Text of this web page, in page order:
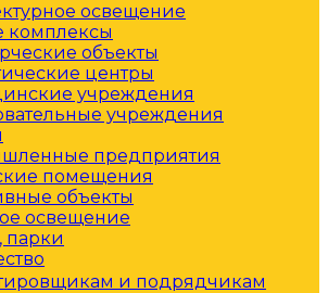
освещение
объекты
центры
учреждения
учреждения
предприятия
помещения
объекты
освещение
парки
и подрядчикам